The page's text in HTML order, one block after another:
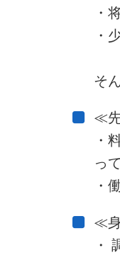
・
・
そ
≪
・
っ
・
≪
・